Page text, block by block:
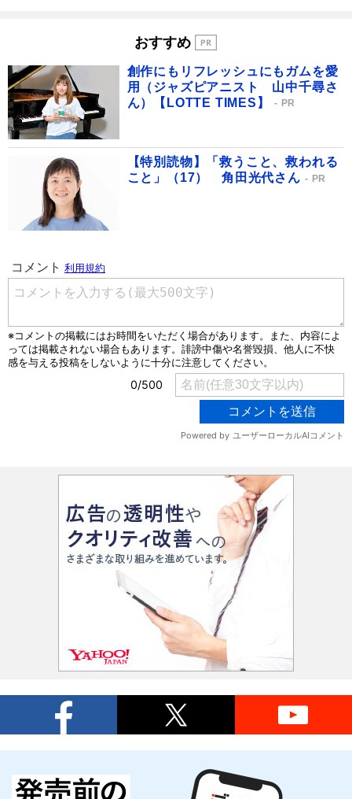
おすすめ
創作にもリフレッシュにもガムを愛
用（ジャズピアニスト 山中千尋さ
ん）【LOTTE TIMES】
PR
【特別読物】「救うこと、救われる
こと」（17） 角田光代さん
PR